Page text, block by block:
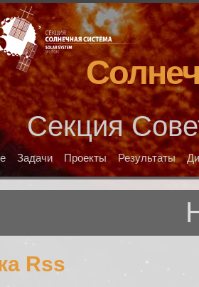
Секция
Задачи Проекты Результаты
Rss